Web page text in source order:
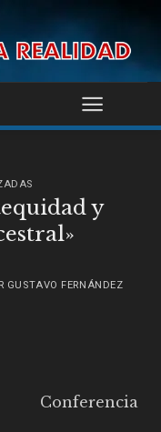
y
GUSTAVO FERNÁNDEZ
Conferencia